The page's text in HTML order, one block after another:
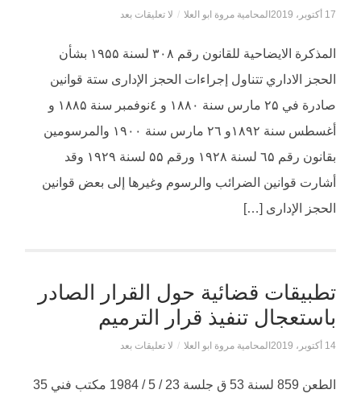
17 أكتوبر، 2019 المحامية مروة ابو العلا / لا تعليقات بعد
المذكرة الايضاحية للقانون رقم ۳۰۸ لسنة ۱۹۵۵ بشأن
الحجز الاداري تتناول إجراءات الحجز الإدارى ستة قوانين
صادرة في ۲۵ مارس سنة ۱۸۸۰ و ٤نوفمبر سنة ۱۸۸۵ و
أغسطس سنة ۱۸۹۲و ۲٦ مارس سنة ۱۹۰۰ والمرسومين
بقانون رقم ٦۵ لسنة ۱۹۲۸ ورقم ۵۵ لسنة ۱۹۲۹ وقد
أشارت قوانين الضرائب والرسوم وغيرها إلى بعض قوانين
الحجز الإدارى […]
تطبيقات قضائية حول القرار الصادر
باستعجال تنفيذ قرار الترميم
14 أكتوبر، 2019 المحامية مروة ابو العلا / لا تعليقات بعد
الطعن 859 لسنة 53 ق جلسة 23 / 5 / 1984 مكتب فني 35